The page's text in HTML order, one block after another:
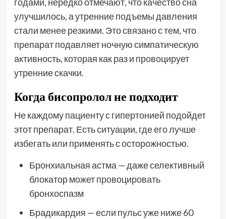
годами, нередко отмечают, что качество сна
улучшилось, а утренние подъемы давления
стали менее резкими. Это связано с тем, что
препарат подавляет ночную симпатическую
активность, которая как раз и провоцирует
утренние скачки.
Когда бисопролол не подходит
Не каждому пациенту с гипертонией подойдет
этот препарат. Есть ситуации, где его лучше
избегать или применять с осторожностью.
Бронхиальная астма — даже селективный
блокатор может провоцировать
бронхоспазм
Брадикардия — если пульс уже ниже 60